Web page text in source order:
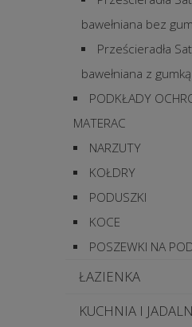
bawełniana bez
Prześcieradła
bawełniana z gumką
PODKŁADY
MATERAC
NARZUTY
KOŁDRY
PODUSZKI
KOCE
POSZEWKI NA
ŁAZIENKA
KUCHNIA I